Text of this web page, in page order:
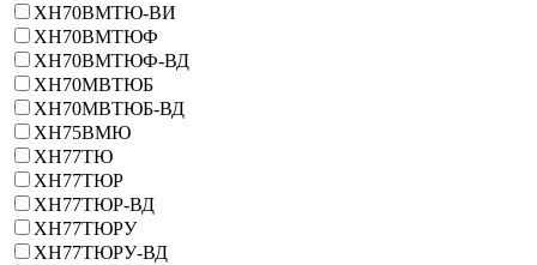
ХН70ВМТЮ-ВИ
ХН70ВМТЮФ
ХН70ВМТЮФ-ВД
ХН70МВТЮБ
ХН70МВТЮБ-ВД
ХН75ВМЮ
ХН77ТЮ
ХН77ТЮР
ХН77ТЮР-ВД
ХН77ТЮРУ
ХН77ТЮРУ-ВД